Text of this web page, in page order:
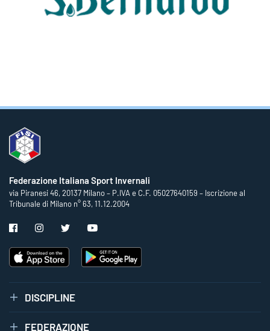
Federazione Italiana Sport Invernali
via Piranesi 46, 20137 Milano – P.IVA e C.F. 05027640159 – Iscrizione al
Tribunale di Milano n° 63, 11.12.2004
DISCIPLINE
FEDERAZIONE